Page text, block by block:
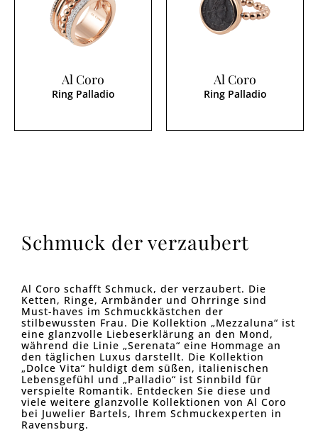
Al Coro
Ring Palladio
Al Coro
Ring Palladio
Schmuck der verzaubert
Al Coro schafft Schmuck, der verzaubert. Die
Ketten, Ringe, Armbänder und Ohrringe sind
Must-haves im Schmuckkästchen der
stilbewussten Frau. Die Kollektion „Mezzaluna“ ist
eine glanzvolle Liebeserklärung an den Mond,
während die Linie „Serenata“ eine Hommage an
den täglichen Luxus darstellt. Die Kollektion
„Dolce Vita“ huldigt dem süßen, italienischen
Lebensgefühl und „Palladio“ ist Sinnbild für
verspielte Romantik. Entdecken Sie diese und
viele weitere glanzvolle Kollektionen von Al Coro
bei Juwelier Bartels, Ihrem Schmuckexperten in
Ravensburg.